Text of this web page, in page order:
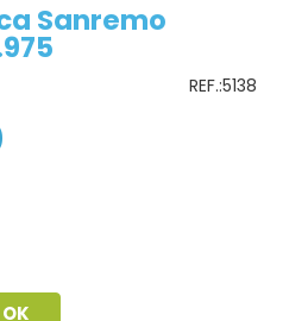
Sanremo
REF.:5138